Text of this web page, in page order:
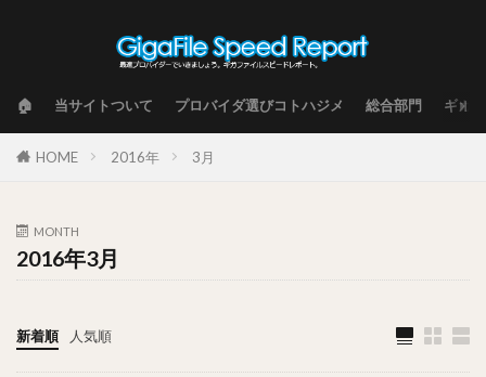
🏠 当サイトついて プロバイダ選びコトハジメ 総合部門 ギガ
HOME 2016年 3月
MONTH
2016年3月
新着順 人気順